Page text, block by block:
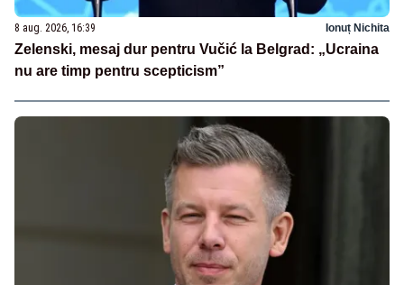
8 aug. 2026, 16:39 Ionuț Nichita
Zelenski, mesaj dur pentru Vučić la Belgrad: „Ucraina
nu are timp pentru scepticism”